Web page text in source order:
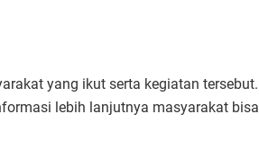
yang ikut serta kegiatan tersebut.
lebih lanjutnya masyarakat bisa